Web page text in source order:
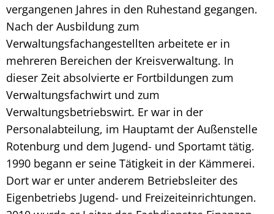
vergangenen Jahres in den Ruhestand gegangen.
Nach der Ausbildung zum
Verwaltungsfachangestellten arbeitete er in
mehreren Bereichen der Kreisverwaltung. In
dieser Zeit absolvierte er Fortbildungen zum
Verwaltungsfachwirt und zum
Verwaltungsbetriebswirt. Er war in der
Personalabteilung, im Hauptamt der Außenstelle
Rotenburg und dem Jugend- und Sportamt tätig.
1990 begann er seine Tätigkeit in der Kämmerei.
Dort war er unter anderem Betriebsleiter des
Eigenbetriebs Jugend- und Freizeiteinrichtungen.